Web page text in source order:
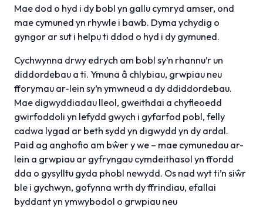
Mae dod o hyd i dy bobl yn gallu cymryd amser, ond
mae cymuned yn rhywle i bawb. Dyma ychydig o
gyngor ar sut i helpu ti ddod o hyd i dy gymuned.
Cychwynna drwy edrych am bobl sy’n rhannu’r un
diddordebau a ti. Ymuna â chlybiau, grwpiau neu
fforymau ar-lein sy’n ymwneud a dy ddiddordebau.
Mae digwyddiadau lleol, gweithdai a chyfleoedd
gwirfoddoli yn lefydd gwych i gyfarfod pobl, felly
cadwa lygad ar beth sydd yn digwydd yn dy ardal.
Paid ag anghofio am bŵer y we – mae cymunedau ar-
lein a grwpiau ar gyfryngau cymdeithasol yn ffordd
dda o gysylltu gyda phobl newydd. Os nad wyt ti’n siŵr
ble i gychwyn, gofynna wrth dy ffrindiau, efallai
byddant yn ymwybodol o grwpiau neu